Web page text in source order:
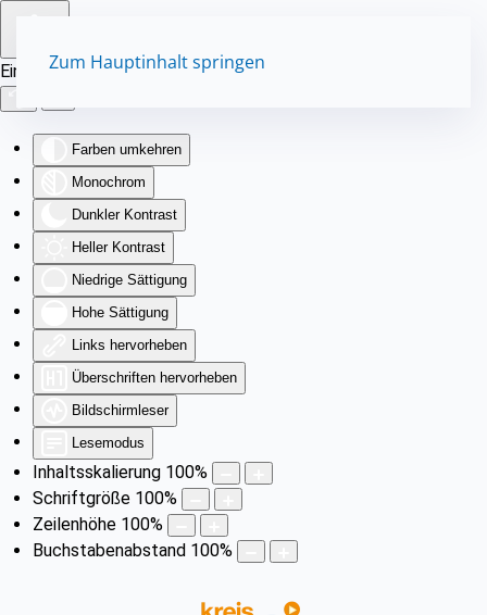
Eingabehilfen öffnen
Farben umkehren
Monochrom
Dunkler Kontrast
Heller Kontrast
Niedrige Sättigung
Hohe Sättigung
Links hervorheben
Überschriften hervorheben
Bildschirmleser
Lesemodus
Inhaltsskalierung 100%
Schriftgröße 100%
Zeilenhöhe 100%
Buchstabenabstand 100%
Zum Hauptinhalt springen